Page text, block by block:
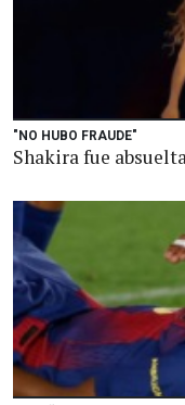
"NO HUBO FRAUDE"
Shakira fue